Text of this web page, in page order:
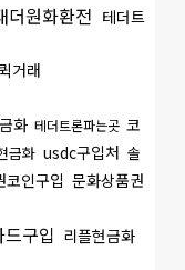
더원화환전 테더트
거래
화 테더트론파는곳 코
금화 usdc구입처 솔
코인구입 문화상품권
구입 리플현금화